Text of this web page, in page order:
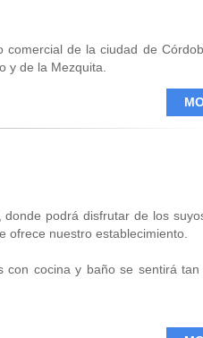
de la ciudad de
y de la Mezquita.
podrá disfrutar de los
ofrece nuestro establecimiento.
con cocina y baño se sentirá